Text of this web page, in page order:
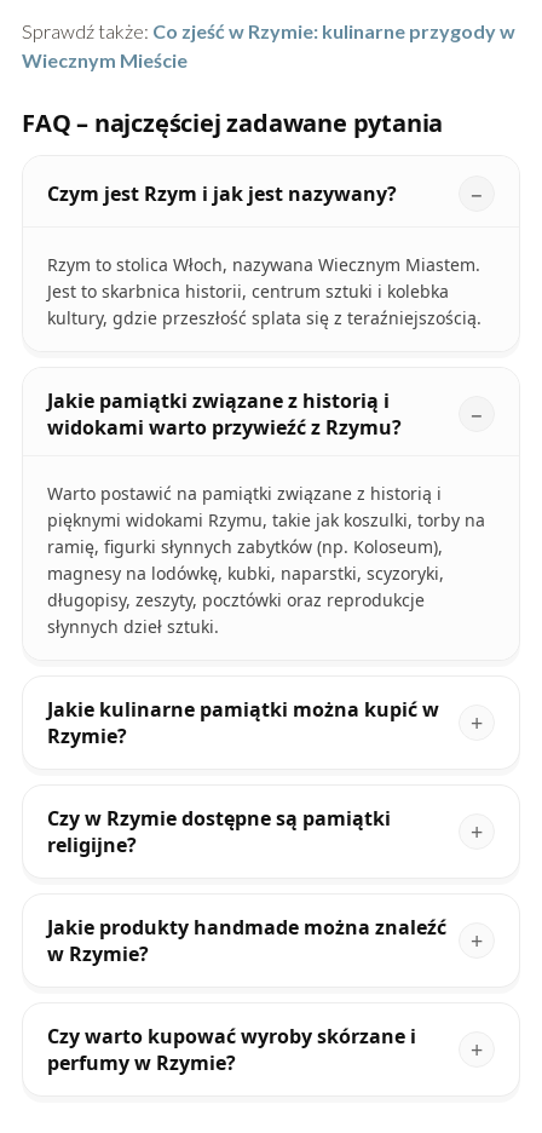
Sprawdź także: Co zjeść w Rzymie: kulinarne przygody w
Wiecznym Mieście
FAQ – najczęściej zadawane pytania
Czym jest Rzym i jak jest nazywany?
Rzym to stolica Włoch, nazywana Wiecznym Miastem.
Jest to skarbnica historii, centrum sztuki i kolebka
kultury, gdzie przeszłość splata się z teraźniejszością.
Jakie pamiątki związane z historią i
widokami warto przywieźć z Rzymu?
Warto postawić na pamiątki związane z historią i
pięknymi widokami Rzymu, takie jak koszulki, torby na
ramię, figurki słynnych zabytków (np. Koloseum),
magnesy na lodówkę, kubki, naparstki, scyzoryki,
długopisy, zeszyty, pocztówki oraz reprodukcje
słynnych dzieł sztuki.
Jakie kulinarne pamiątki można kupić w
Rzymie?
Czy w Rzymie dostępne są pamiątki
religijne?
Jakie produkty handmade można znaleźć
w Rzymie?
Czy warto kupować wyroby skórzane i
perfumy w Rzymie?